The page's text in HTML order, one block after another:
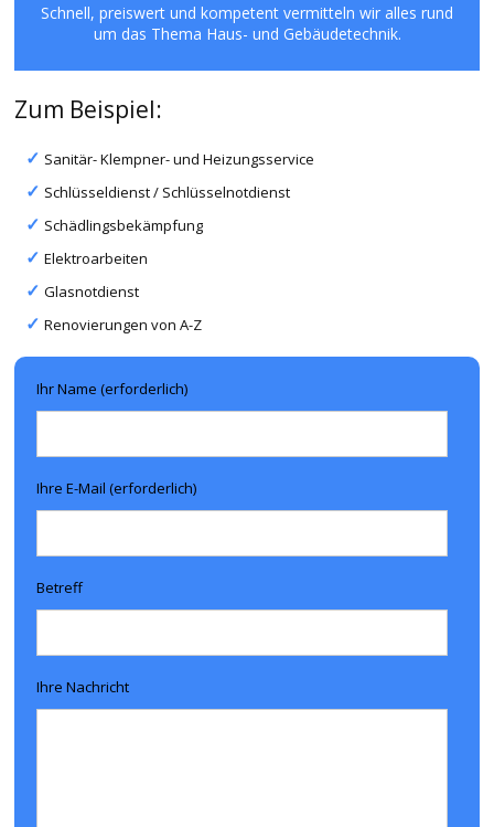
Schnell, preiswert und kompetent vermitteln wir alles rund
um das Thema Haus- und Gebäudetechnik.
Zum Beispiel:
Sanitär- Klempner- und Heizungsservice
Schlüsseldienst / Schlüsselnotdienst
Schädlingsbekämpfung
Elektroarbeiten
Glasnotdienst
Renovierungen von A-Z
Ihr Name (erforderlich)
Ihre E-Mail (erforderlich)
Betreff
Ihre Nachricht